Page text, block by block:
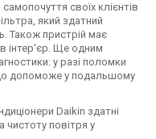
своїх клієнтів
який здатний
Також пристрій має
інтер'єр. Ще одним
у разі поломки
допоможе у подальшому
Daikin здатні
повітря у